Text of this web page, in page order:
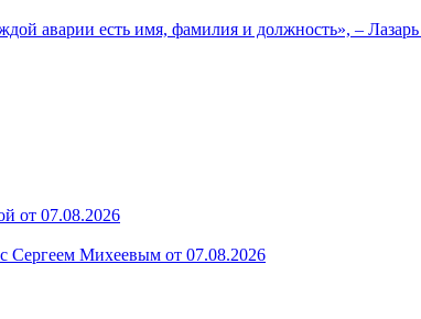
аварии есть имя, фамилия и должность», –
от 07.08.2026
Сергеем Михеевым от 07.08.2026